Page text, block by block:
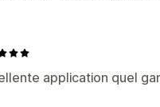
application quel